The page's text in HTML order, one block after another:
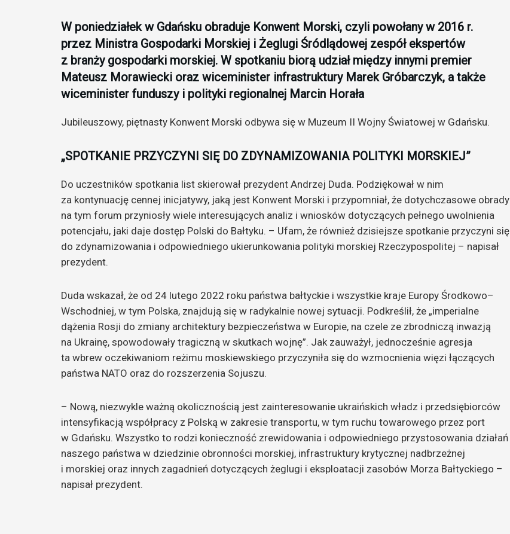
W poniedziałek w Gdańsku obraduje Konwent Morski, czyli powołany w 2016 r.
przez Ministra Gospodarki Morskiej i Żeglugi Śródlądowej zespół ekspertów
z branży gospodarki morskiej. W spotkaniu biorą udział między innymi premier
Mateusz Morawiecki oraz wiceminister infrastruktury Marek Gróbarczyk, a także
wiceminister funduszy i polityki regionalnej Marcin Horała
Jubileuszowy, piętnasty Konwent Morski odbywa się w Muzeum II Wojny Światowej w Gdańsku.
„SPOTKANIE PRZYCZYNI SIĘ DO ZDYNAMIZOWANIA POLITYKI MORSKIEJ”
Do uczestników spotkania list skierował prezydent Andrzej Duda. Podziękował w nim
za kontynuację cennej inicjatywy, jaką jest Konwent Morski i przypomniał, że dotychczasowe obrady
na tym forum przyniosły wiele interesujących analiz i wniosków dotyczących pełnego uwolnienia
potencjału, jaki daje dostęp Polski do Bałtyku. – Ufam, że również dzisiejsze spotkanie przyczyni się
do zdynamizowania i odpowiedniego ukierunkowania polityki morskiej Rzeczypospolitej – napisał
prezydent.
Duda wskazał, że od 24 lutego 2022 roku państwa bałtyckie i wszystkie kraje Europy Środkowo–
Wschodniej, w tym Polska, znajdują się w radykalnie nowej sytuacji. Podkreślił, że „imperialne
dążenia Rosji do zmiany architektury bezpieczeństwa w Europie, na czele ze zbrodniczą inwazją
na Ukrainę, spowodowały tragiczną w skutkach wojnę”. Jak zauważył, jednocześnie agresja
ta wbrew oczekiwaniom reżimu moskiewskiego przyczyniła się do wzmocnienia więzi łączących
państwa NATO oraz do rozszerzenia Sojuszu.
– Nową, niezwykle ważną okolicznością jest zainteresowanie ukraińskich władz i przedsiębiorców
intensyfikacją współpracy z Polską w zakresie transportu, w tym ruchu towarowego przez port
w Gdańsku. Wszystko to rodzi konieczność zrewidowania i odpowiedniego przystosowania działań
naszego państwa w dziedzinie obronności morskiej, infrastruktury krytycznej nadbrzeżnej
i morskiej oraz innych zagadnień dotyczących żeglugi i eksploatacji zasobów Morza Bałtyckiego –
napisał prezydent.